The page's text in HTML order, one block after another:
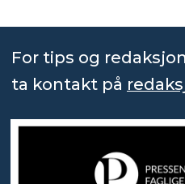
For tips og
ta kontakt på